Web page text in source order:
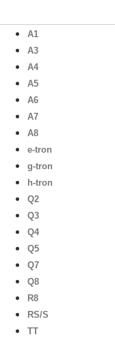
A1
A3
A4
A5
A6
A7
A8
e-tron
g-tron
h-tron
Q2
Q3
Q4
Q5
Q7
Q8
R8
RS/S
TT